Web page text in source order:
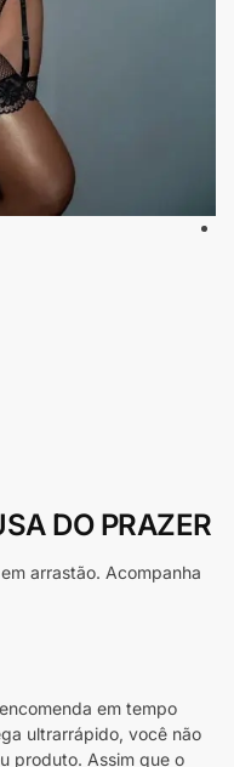
DO PRAZER
arrastão. Acompanha
em tempo
ultrarrápido, você não
produto. Assim que o